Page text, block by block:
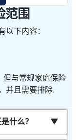
范围
下内容：
与常规家庭保险
并且需要排除.
什么？